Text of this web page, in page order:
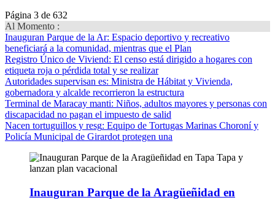
Página 3 de 632
Al Momento :
Inauguran Parque de la Ar: Espacio deportivo y recreativo
beneficiará a la comunidad, mientras que el Plan
Registro Único de Viviend: El censo está dirigido a hogares con
etiqueta roja o pérdida total y se realizar
Autoridades supervisan es: Ministra de Hábitat y Vivienda,
gobernadora y alcalde recorrieron la estructura
Terminal de Maracay manti: Niños, adultos mayores y personas con
discapacidad no pagan el impuesto de salid
Nacen tortuguillos y resg: Equipo de Tortugas Marinas Choroní y
Policía Municipal de Girardot protegen una
Inauguran Parque de la Aragüeñidad en